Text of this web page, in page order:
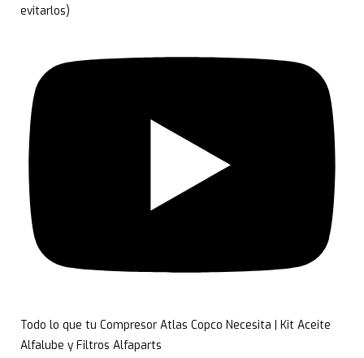
evitarlos)
Todo lo que tu Compresor Atlas Copco Necesita | Kit Aceite
Alfalube y Filtros Alfaparts